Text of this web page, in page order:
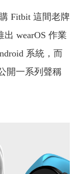
Fitbit 這間老牌
wearOS 作業
系統，而
開一系列聲稱